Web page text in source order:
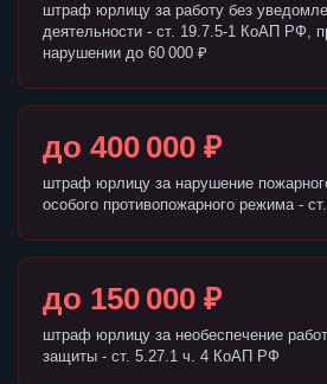
штраф юрлицу за работу без
деятельности - ст. 19.7.5-1 КоАП РФ,
нарушении до 60 000 ₽
до 400 000 ₽
штраф юрлицу за нарушение
особого противопожарного режима -
до 150 000 ₽
штраф юрлицу за необеспечение
защиты - ст. 5.27.1 ч. 4 КоАП РФ